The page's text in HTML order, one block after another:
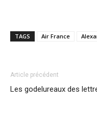
TAGS Air France
Article précédent
Les godelureaux des